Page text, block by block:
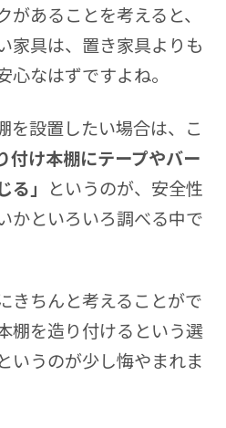
あることを考えると、
家具は、置き家具よりも
なはずですよね。
を設置したい場合は、こ
付け本棚にテープやバー
」 というのが、安全性
かといろいろ調べる中で
きちんと考えることがで
棚を造り付けるという選
いうのが少し悔やまれま